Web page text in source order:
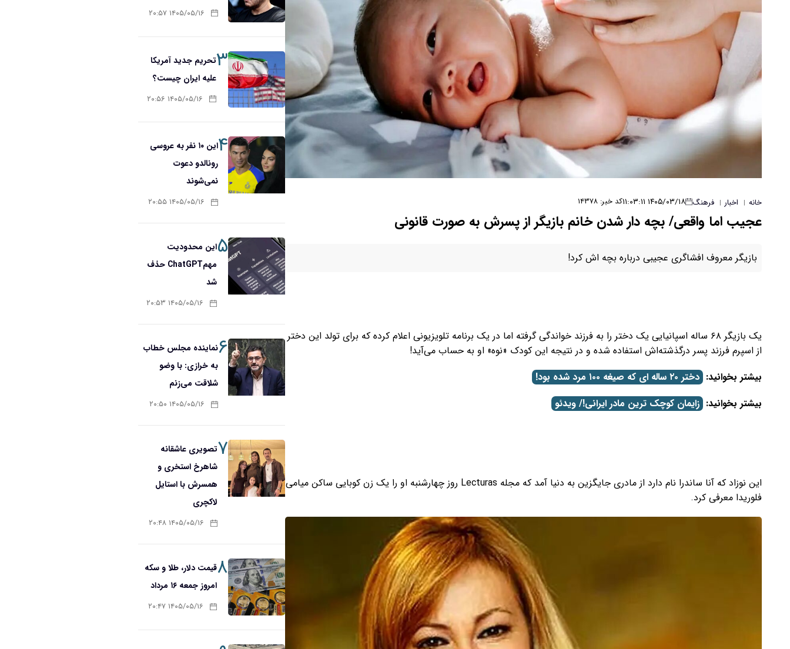
خانه | اخبار | فرهنگ ۱۴۰۵/۰۳/۱۸ ۱۱:۰۳:۱۱ کد خبر: ۱۴۳۷۸
عجیب اما واقعی/ بچه دار شدن خانم بازیگر از پسرش به صورت قانونی
بازیگر معروف افشاگری عجیبی درباره بچه اش کرد!
یک بازیگر ۶۸ ساله اسپانیایی یک دختر را به فرزند خواندگی گرفته اما در یک برنامه تلویزیونی اعلام کرده که برای تولد این دختر
از اسپرم فرزند پسر درگذشته‌اش استفاده شده و در نتیجه این کودک «نوه» او به حساب می‌آید!​
بیشتر بخوانید: دختر ۲۰ ساله ای که صیغه ۱۰۰ مرد شده بود!
بیشتر بخوانید: زایمان کوچک ترین مادر ایرانی!/ ویدئو
این نوزاد که آنا ساندرا نام دارد از مادری جایگزین به دنیا آمد که مجله Lecturas روز چهارشنبه او را یک زن کوبایی ساکن میامی
فلوریدا معرفی کرد.
۱۴۰۵/۰۵/۱۶ ۲۰:۵۷
۳تحریم‌ جدید آمریکا
علیه ایران چیست؟
۱۴۰۵/۰۵/۱۶ ۲۰:۵۶
۴
این ۱۰ نفر به عروسی
رونالدو دعوت
نمی‌شوند
۱۴۰۵/۰۵/۱۶ ۲۰:۵۵
۵این محدودیت
مهمChatGPT حذف
شد
۱۴۰۵/۰۵/۱۶ ۲۰:۵۳
۶نماینده مجلس خطاب
به خرازی: با وضو
شلاقت می‌زنم
۱۴۰۵/۰۵/۱۶ ۲۰:۵۰
۷تصویری عاشقانه
شاهرخ استخری و
همسرش با استایل
لاکچری
۱۴۰۵/۰۵/۱۶ ۲۰:۴۸
۸قیمت دلار، طلا و سکه
امروز جمعه ۱۶ مرداد
۱۴۰۵/۰۵/۱۶ ۲۰:۴۷